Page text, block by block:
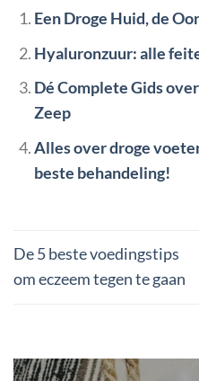
Een Droge Huid, de
Hyaluronzuur: alle
Dé Complete Gids
Zeep
Alles over droge
beste behandeling!
De 5 beste voedingstips
om eczeem tegen te gaan